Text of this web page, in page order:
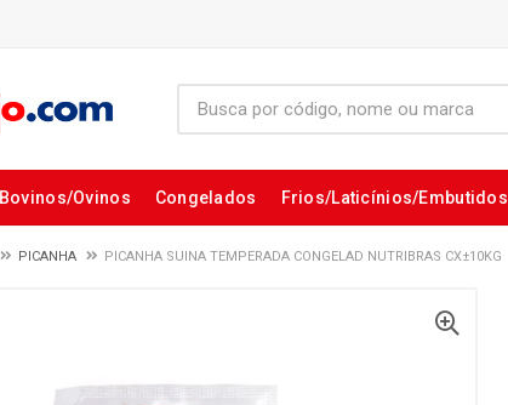
Bovinos/Ovinos Congelados Frios/Laticínios/Embutidos
PICANHA PICANHA SUINA TEMPERADA CONGELAD NUTRIBRAS CX±10KG